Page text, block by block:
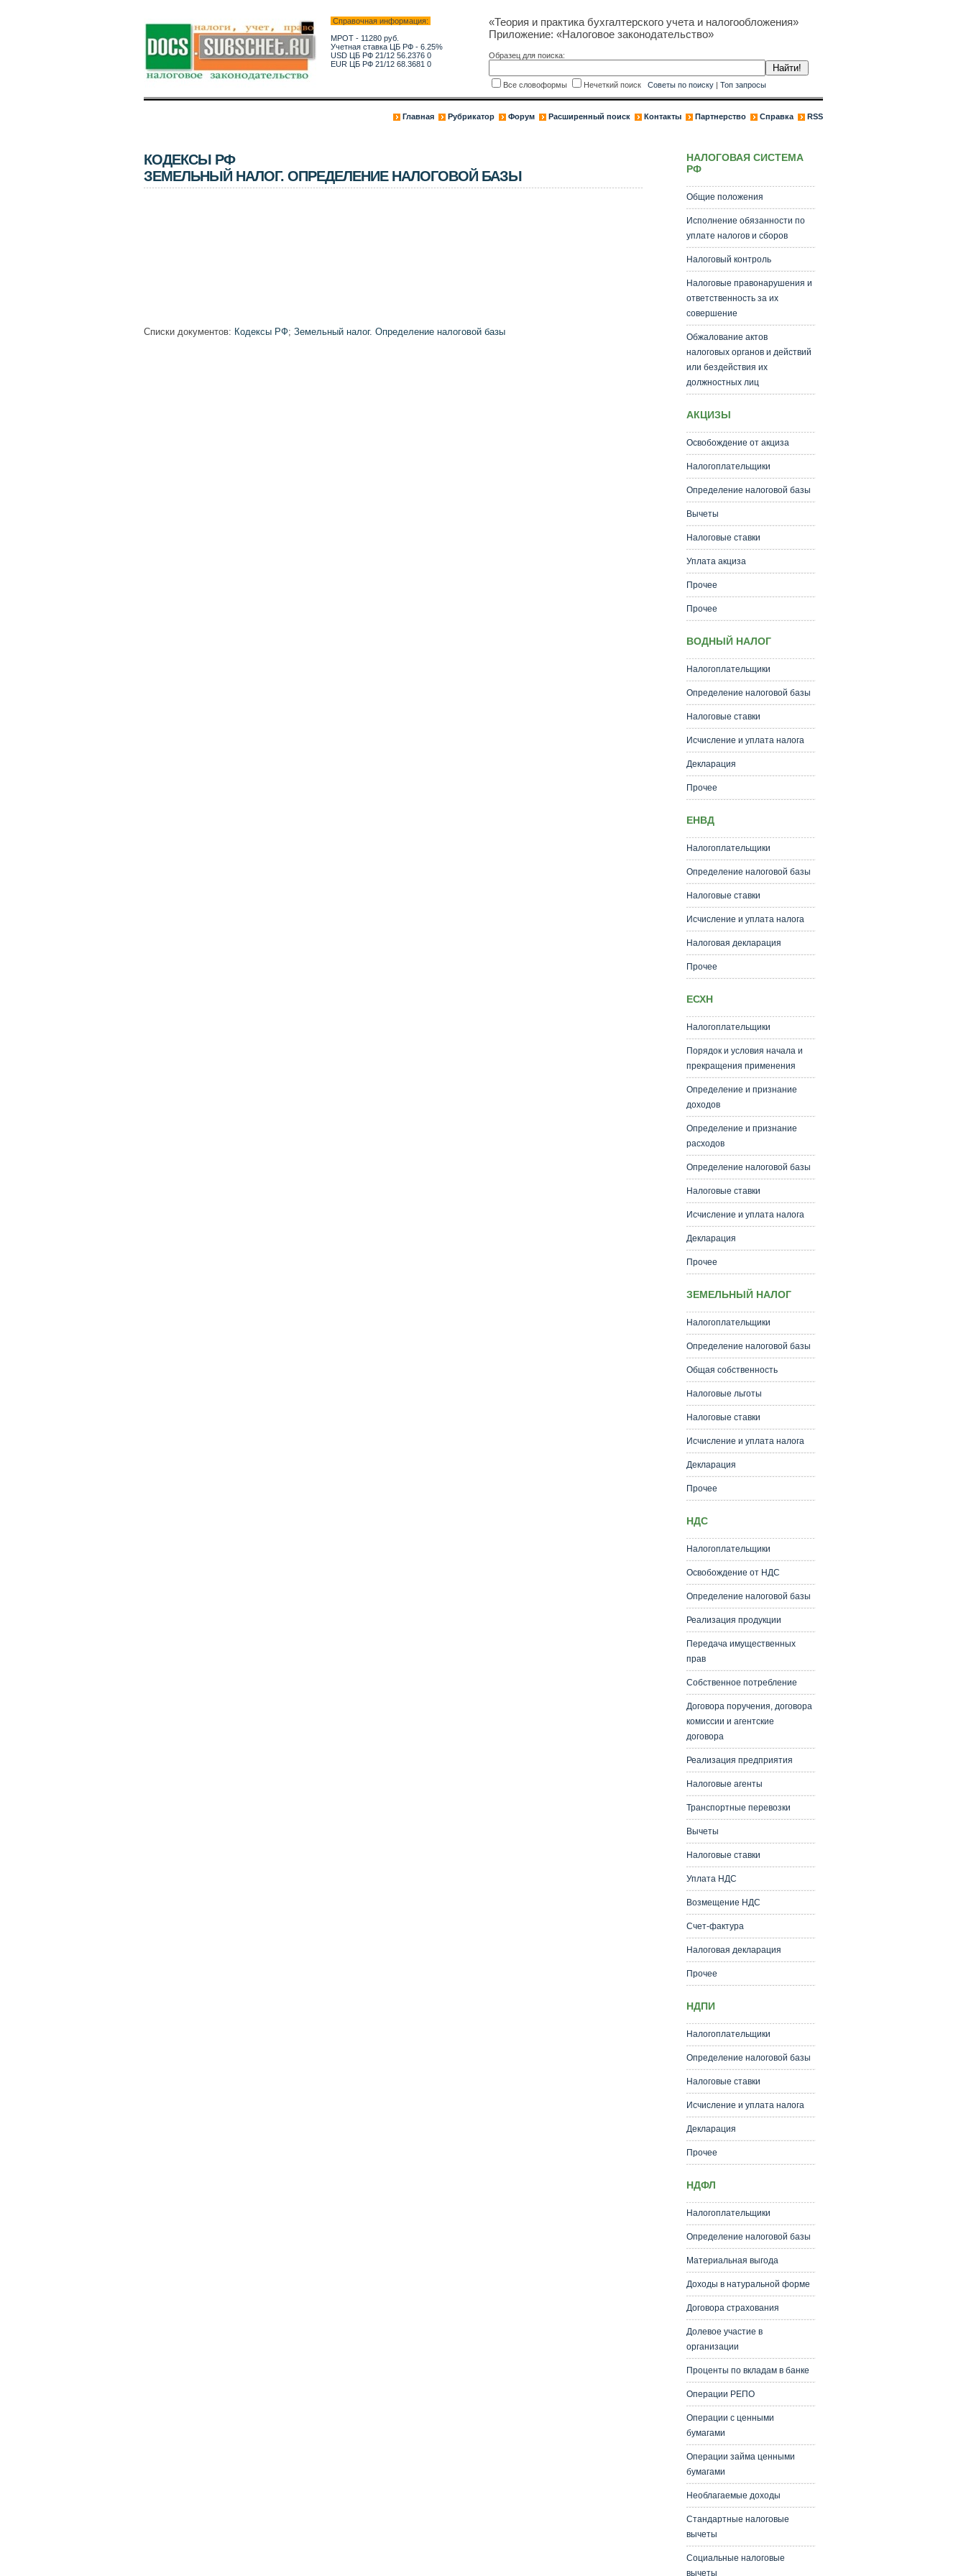
Справочная информация:
МРОТ - 11280 руб.
Учетная ставка ЦБ РФ - 6.25%
USD ЦБ РФ 21/12 56.2376 0
EUR ЦБ РФ 21/12 68.3681 0
«Теория и практика бухгалтерского учета и налогообложения»
Приложение: «Налоговое законодательство»
Образец для поиска:
Все словоформы Нечеткий поиск Советы по поиску| Топ запросы
Главная Рубрикатор Форум Расширенный поиск Контакты Партнерство Справка RSS
КОДЕКСЫ РФ
ЗЕМЕЛЬНЫЙ НАЛОГ. ОПРЕДЕЛЕНИЕ НАЛОГОВОЙ БАЗЫ
Списки документов: Кодексы РФ; Земельный налог. Определение налоговой базы
НАЛОГОВАЯ СИСТЕМА
РФ
Общие положения
Исполнение обязанности по
уплате налогов и сборов
Налоговый контроль
Налоговые правонарушения и
ответственность за их
совершение
Обжалование актов
налоговых органов и действий
или бездействия их
должностных лиц
АКЦИЗЫ
Освобождение от акциза
Налогоплательщики
Определение налоговой базы
Вычеты
Налоговые ставки
Уплата акциза
Прочее
Прочее
ВОДНЫЙ НАЛОГ
Налогоплательщики
Определение налоговой базы
Налоговые ставки
Исчисление и уплата налога
Декларация
Прочее
ЕНВД
Налогоплательщики
Определение налоговой базы
Налоговые ставки
Исчисление и уплата налога
Налоговая декларация
Прочее
ЕСХН
Налогоплательщики
Порядок и условия начала и
прекращения применения
Определение и признание
доходов
Определение и признание
расходов
Определение налоговой базы
Налоговые ставки
Исчисление и уплата налога
Декларация
Прочее
ЗЕМЕЛЬНЫЙ НАЛОГ
Налогоплательщики
Определение налоговой базы
Общая собственность
Налоговые льготы
Налоговые ставки
Исчисление и уплата налога
Декларация
Прочее
НДС
Налогоплательщики
Освобождение от НДС
Определение налоговой базы
Реализация продукции
Передача имущественных
прав
Собственное потребление
Договора поручения, договора
комиссии и агентские
договора
Реализация предприятия
Налоговые агенты
Транспортные перевозки
Вычеты
Налоговые ставки
Уплата НДС
Возмещение НДС
Счет-фактура
Налоговая декларация
Прочее
НДПИ
Налогоплательщики
Определение налоговой базы
Налоговые ставки
Исчисление и уплата налога
Декларация
Прочее
НДФЛ
Налогоплательщики
Определение налоговой базы
Материальная выгода
Доходы в натуральной форме
Договора страхования
Долевое участие в
организации
Проценты по вкладам в банке
Операции РЕПО
Операции с ценными
бумагами
Операции займа ценными
бумагами
Необлагаемые доходы
Стандартные налоговые
вычеты
Социальные налоговые
вычеты